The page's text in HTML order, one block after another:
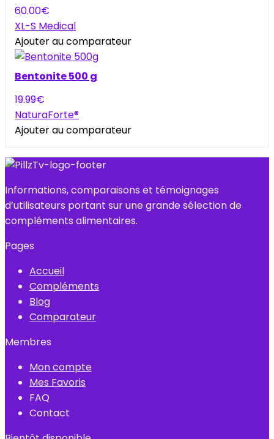
60.00€
XL-S Medical
Ajouter au comparateur
Bentonite 500 g
19.99€
NaturaForte®
Ajouter au comparateur
Informations, comparaisons et témoignages
d’utilisateurs portant sur une grande sélection de
compléments alimentaires.
Pages
Accueil
Compléments
Blog
Comparateur
Membres
Mon compte
Mes Favoris
FAQ
Contact